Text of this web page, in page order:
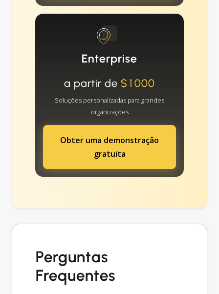
Enterprise
a partir de $1000
Soluções personalizadas para grandes
organizações
Obter uma demonstração
gratuita
Perguntas
Frequentes